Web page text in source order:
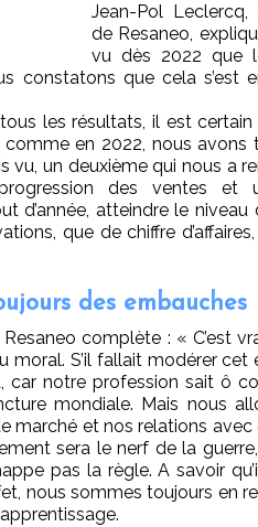
Jean-Pol Leclercq,
de Resaneo,
vu dès 2022 que
constatons que cela s’est
les résultats, il est certain
en 2022, nous avons
vu, un deuxième qui nous a
des ventes et
d’année, atteindre le
que de chiffre
des embauches
complète : « C’est
moral. S’il fallait modérer cet
car notre profession sait ô
mondiale. Mais nous
marché et nos relations avec
sera le nerf de la
pas la règle. A savoir
nous sommes toujours en